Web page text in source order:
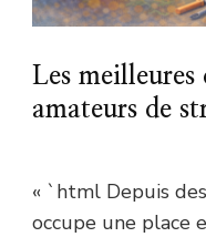
Les
amateurs de
« `html Depuis
occupe une place